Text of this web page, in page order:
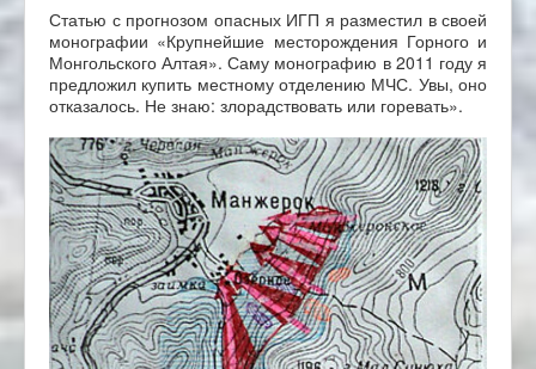
Статью с прогнозом опасных ИГП я разместил в своей
монографии «Крупнейшие месторождения Горного и
Монгольского Алтая». Саму монографию в 2011 году я
предложил купить местному отделению МЧС. Увы, оно
отказалось. Не знаю: злорадствовать или горевать».